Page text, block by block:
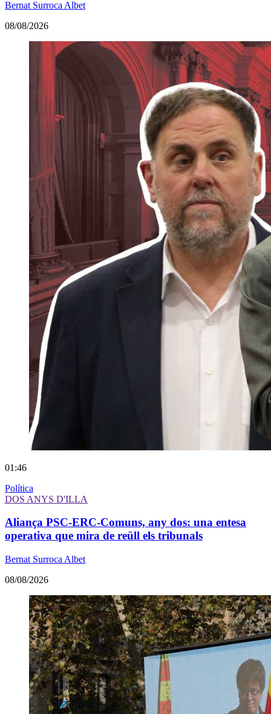
Bernat Surroca Albet
08/08/2026
01:46
Política
DOS ANYS D'ILLA
Aliança PSC-ERC-Comuns, any dos: una entesa
operativa que mira de reüll els tribunals
Bernat Surroca Albet
08/08/2026